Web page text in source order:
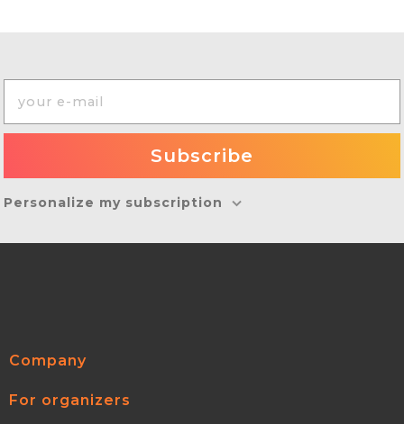
Personalize my subscription
Company
For organizers